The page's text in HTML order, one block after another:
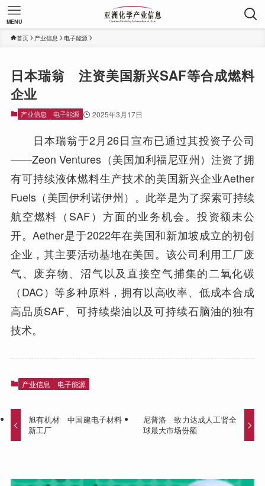
MENU
首页 产业信息 电子能源
日本瑞翁 注资美国新兴SAF等合成燃料
企业
产业信息 电子能源 2025年3月17日
日本瑞翁于2月26日宣布已通过其投资子公司
——Zeon Ventures（美国加利福尼亚州）注资了拥
有可持续液体燃料生产技术的美国新兴企业Aether
Fuels（美国伊利诺伊州）。此举是为了探索可持续
航空燃料（SAF）方面的业务机会。投资额未公
开。Aether是于2022年在美国和新加坡成立的初创
企业，其主要活动基地在美国。该公司利用工厂废
气、废弃物、沼气以及直接空气捕集的二氧化碳
（DAC）等多种原料，拥有以高收率、低成本合成
高品质SAF、可持续柴油以及可持续石脑油的独有
技术。
产业信息 电子能源
旭有机材 中国建电子材料
新工厂
尼普洛 致力达成人工肾全
球最大市场份额